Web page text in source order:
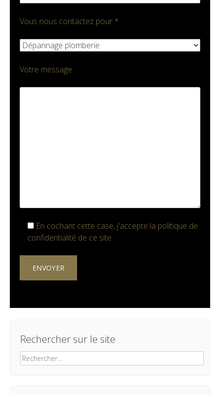
Vous nous contactez pour *
Votre message
En cochant cette case, j'accepte la politique de
confidentialité de ce site
Rechercher sur le site
Rechercher :